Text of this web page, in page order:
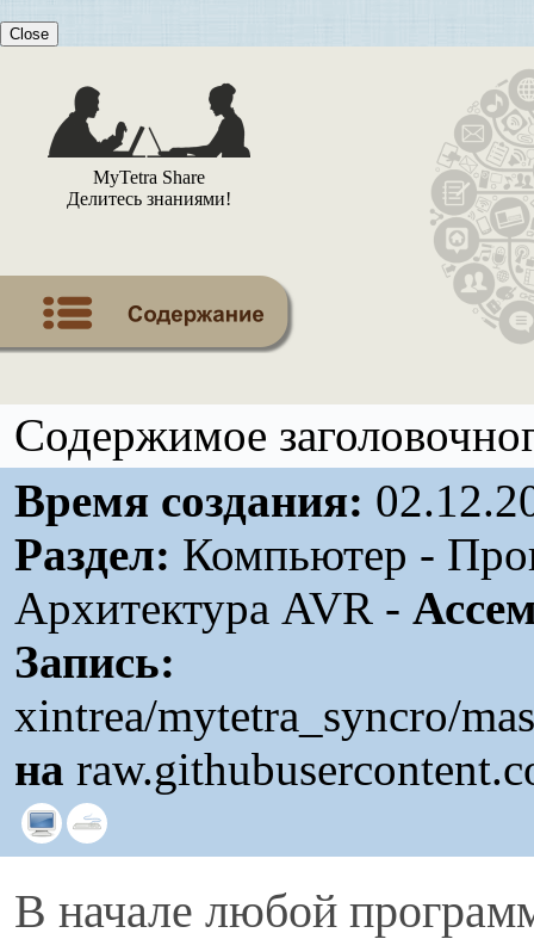
Close
MyTetra Share
Делитесь знаниями!
Содержимое
Время создания:
Раздел: Компьютер -
Архитектура AVR -
Запись:
xintrea/mytetra_syncro/
на
В начале любой